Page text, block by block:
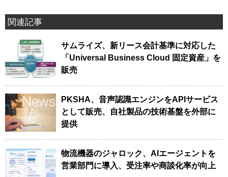
関連記事
サムライズ、新リース会計基準に対応した
「Universal Business Cloud 固定資産」を
販売
PKSHA、音声認識エンジンをAPIサービス
として販売、自社製品の技術基盤を外部に
提供
物流機器のジャロック、AIエージェントを
営業部門に導入、受注率や商談化率が向上